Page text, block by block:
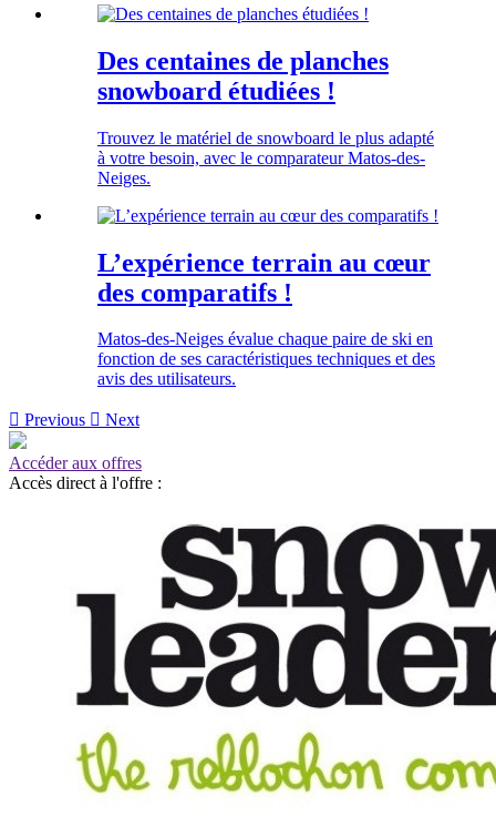
Des centaines de planches
snowboard étudiées !
Trouvez le matériel de snowboard le plus adapté
à votre besoin, avec le comparateur Matos-des-
Neiges.
L’expérience terrain au cœur
des comparatifs !
Matos-des-Neiges évalue chaque paire de ski en
fonction de ses caractéristiques techniques et des
avis des utilisateurs.
 Previous  Next
Accéder aux offres
Accès direct à l'offre :